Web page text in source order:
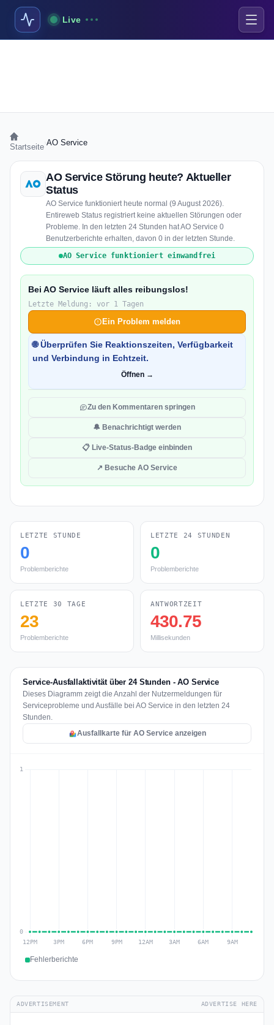
Live
Startseite AO Service
AO Service Störung heute? Aktueller
Status
AO Service funktioniert heute normal (9 August 2026).
Entireweb Status registriert keine aktuellen Störungen oder
Probleme. In den letzten 24 Stunden hat AO Service 0
Benutzerberichte erhalten, davon 0 in der letzten Stunde.
AO Service funktioniert einwandfrei
Bei AO Service läuft alles reibungslos!
Letzte Meldung: vor 1 Tagen
Ein Problem melden
🌐 Überprüfen Sie Reaktionszeiten, Verfügbarkeit
und Verbindung in Echtzeit.
Öffnen →
Zu den Kommentaren springen
🔔 Benachrichtigt werden
📋 Live-Status-Badge einbinden
↗ Besuche AO Service
LETZTE STUNDE
0
Problemberichte
LETZTE 24 STUNDEN
0
Problemberichte
LETZTE 30 TAGE
23
Problemberichte
ANTWORTZEIT
430.75
Millisekunden
Service-Ausfallaktivität über 24 Stunden - AO Service
Dieses Diagramm zeigt die Anzahl der Nutzermeldungen für
Serviceprobleme und Ausfälle bei AO Service in den letzten 24
Stunden.
Ausfallkarte für AO Service anzeigen
Fehlerberichte
ADVERTISEMENT ADVERTISE HERE